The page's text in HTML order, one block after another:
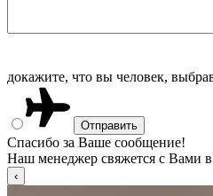
докажите, что вы человек,
Спасибо за Ваше сообщение!
Наш менеджер свяжется с Вами